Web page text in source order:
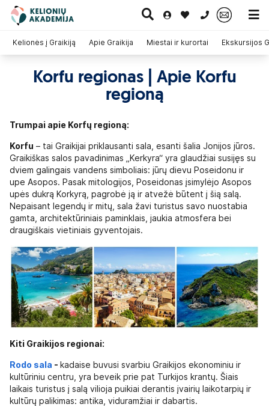
0 700 11007
Pažintinės
kelionės
Egzotinės
kelionės
Kelionės į Graikiją Apie Graikija Miestai ir kurortai Ekskursijos
Korfu regionas | Apie Korfu
regioną
Trumpai apie Korfų regioną:
Korfu – tai Graikijai priklausanti sala, esanti šalia Jonijos jūros.
Graikiškas salos pavadinimas „Kerkyra“ yra glaudžiai susijęs su
dviem galingais vandens simboliais: jūrų dievu Poseidonu ir
upe Asopos. Pasak mitologijos, Poseidonas įsimylėjo Asopos
upės dukrą Korkyrą, pagrobė ją ir atvežė būtent į šią salą.
Nepaisant legendų ir mitų, sala žavi turistus savo nuostabia
gamta, architektūriniais paminklais, jaukia atmosfera bei
draugiškais vietiniais gyventojais.
Kiti Graikijos regionai:
Rodo sala - kadaise buvusi svarbiu Graikijos ekonominiu ir
kultūriniu centru, yra beveik prie pat Turkijos krantų. Šiais
laikais turistus į salą vilioja puikiai derantis įvairių laikotarpių ir
kultūrų palikimas: antika, viduramžiai ir dabartis.